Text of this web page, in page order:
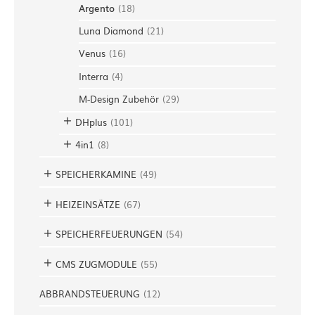
Argento (18)
Luna Diamond (21)
Venus (16)
Interra (4)
M-Design Zubehör (29)
DHplus (101)
4in1 (8)
SPEICHERKAMINE (49)
HEIZEINSÄTZE (67)
SPEICHERFEUERUNGEN (54)
CMS ZUGMODULE (55)
ABBRANDSTEUERUNG (12)